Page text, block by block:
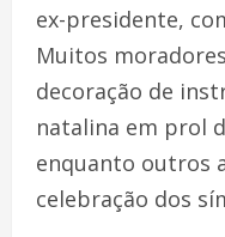
ex-presidente,
Muitos
decoração de
natalina em prol
enquanto outros
celebração dos